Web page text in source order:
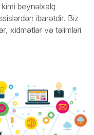
beynəlxalq
ibarətdir. Biz
xidmətlər və təlimləri